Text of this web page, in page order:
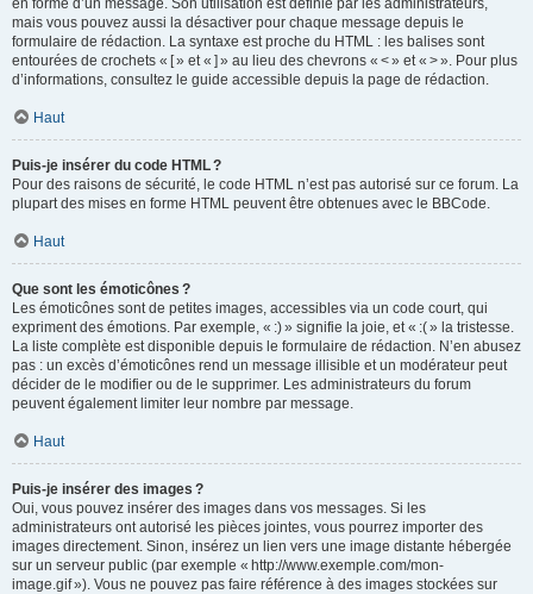
en forme d’un message. Son utilisation est définie par les administrateurs,
mais vous pouvez aussi la désactiver pour chaque message depuis le
formulaire de rédaction. La syntaxe est proche du HTML : les balises sont
entourées de crochets « [ » et « ] » au lieu des chevrons « < » et « > ». Pour plus
d’informations, consultez le guide accessible depuis la page de rédaction.
Haut
Puis-je insérer du code HTML ?
Pour des raisons de sécurité, le code HTML n’est pas autorisé sur ce forum. La
plupart des mises en forme HTML peuvent être obtenues avec le BBCode.
Haut
Que sont les émoticônes ?
Les émoticônes sont de petites images, accessibles via un code court, qui
expriment des émotions. Par exemple, « :) » signifie la joie, et « :( » la tristesse.
La liste complète est disponible depuis le formulaire de rédaction. N’en abusez
pas : un excès d’émoticônes rend un message illisible et un modérateur peut
décider de le modifier ou de le supprimer. Les administrateurs du forum
peuvent également limiter leur nombre par message.
Haut
Puis-je insérer des images ?
Oui, vous pouvez insérer des images dans vos messages. Si les
administrateurs ont autorisé les pièces jointes, vous pourrez importer des
images directement. Sinon, insérez un lien vers une image distante hébergée
sur un serveur public (par exemple « http://www.exemple.com/mon-
image.gif »). Vous ne pouvez pas faire référence à des images stockées sur